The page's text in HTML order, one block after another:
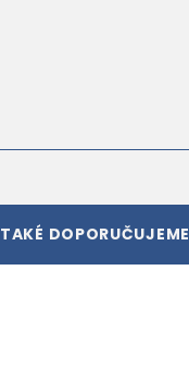
TAKÉ DOPORUČUJEME